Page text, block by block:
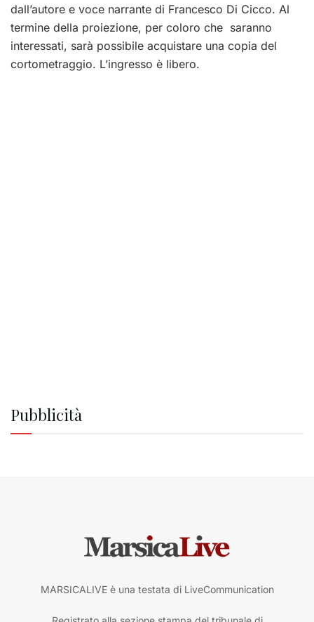
dall’autore e voce narrante di Francesco Di Cicco. Al
termine della proiezione, per coloro che saranno
interessati, sarà possibile acquistare una copia del
cortometraggio. L’ingresso è libero.
Pubblicità
MARSICALIVE è una testata di LiveCommunication